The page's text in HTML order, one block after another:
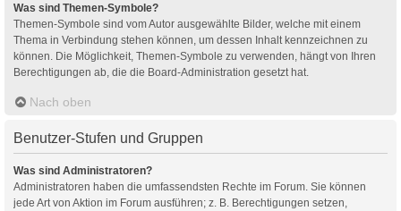
Was sind Themen-Symbole?
Themen-Symbole sind vom Autor ausgewählte Bilder, welche mit einem
Thema in Verbindung stehen können, um dessen Inhalt kennzeichnen zu
können. Die Möglichkeit, Themen-Symbole zu verwenden, hängt von Ihren
Berechtigungen ab, die die Board-Administration gesetzt hat.
Nach oben
Benutzer-Stufen und Gruppen
Was sind Administratoren?
Administratoren haben die umfassendsten Rechte im Forum. Sie können
jede Art von Aktion im Forum ausführen; z. B. Berechtigungen setzen,